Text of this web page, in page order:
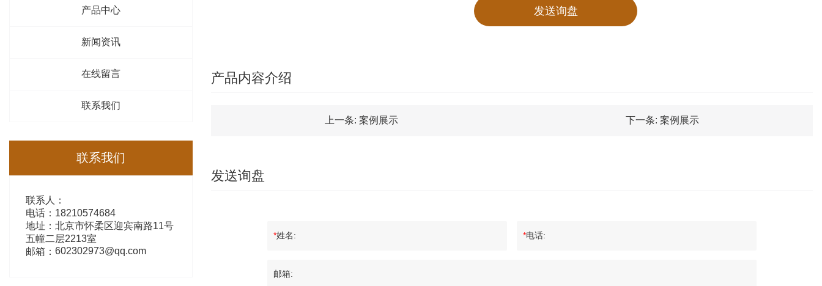
产品中心
新闻资讯
在线留言
联系我们
联系我们
联系人：
电话：18210574684
地址：北京市怀柔区迎宾南路11号
五幢二层2213室
邮箱： 602302973@qq.com
发送询盘
产品内容介绍
上一条: 案例展示 下一条: 案例展示
发送询盘
*姓名: *电话:
邮箱: